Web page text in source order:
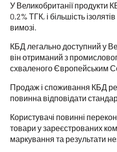
У Великобританії продукти
0,2% ТГК, і більшість
вимозі.
КБД легально доступний у
він отриманий з
схваленого Європейським
Продаж і споживання КБД
повинна відповідати
Користувачі повинні
товари у зареєстрованих
маркування та результати